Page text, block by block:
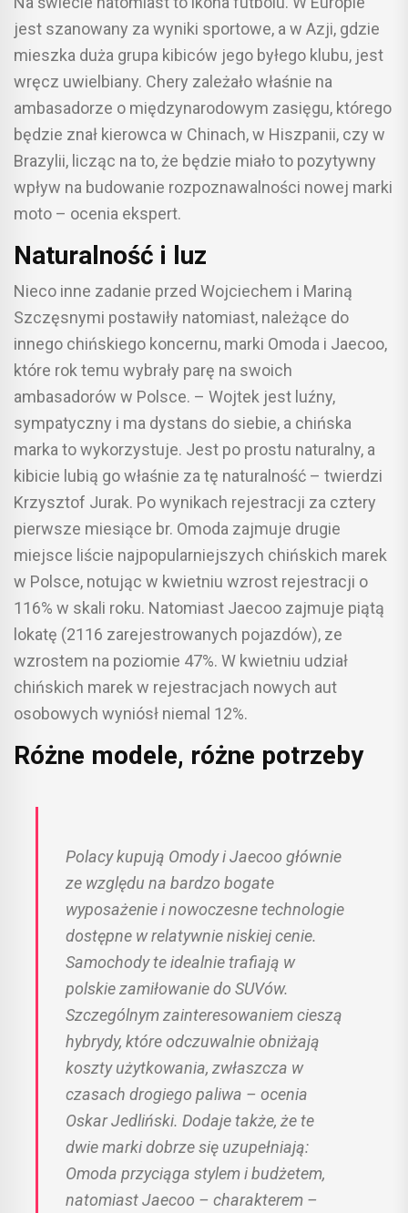
jest szanowany za wyniki sportowe, a w Azji, gdzie
mieszka duża grupa kibiców jego byłego klubu, jest
wręcz uwielbiany. Chery zależało właśnie na
ambasadorze o międzynarodowym zasięgu, którego
będzie znał kierowca w Chinach, w Hiszpanii, czy w
Brazylii, licząc na to, że będzie miało to pozytywny
wpływ na budowanie rozpoznawalności nowej marki
moto – ocenia ekspert.
Naturalność i luz
Nieco inne zadanie przed Wojciechem i Mariną
Szczęsnymi postawiły natomiast, należące do
innego chińskiego koncernu, marki Omoda i Jaecoo,
które rok temu wybrały parę na swoich
ambasadorów w Polsce. – Wojtek jest luźny,
sympatyczny i ma dystans do siebie, a chińska
marka to wykorzystuje. Jest po prostu naturalny, a
kibicie lubią go właśnie za tę naturalność – twierdzi
Krzysztof Jurak. Po wynikach rejestracji za cztery
pierwsze miesiące br. Omoda zajmuje drugie
miejsce liście najpopularniejszych chińskich marek
w Polsce, notując w kwietniu wzrost rejestracji o
116% w skali roku. Natomiast Jaecoo zajmuje piątą
lokatę (2116 zarejestrowanych pojazdów), ze
wzrostem na poziomie 47%. W kwietniu udział
chińskich marek w rejestracjach nowych aut
osobowych wyniósł niemal 12%.
Różne modele, różne potrzeby
Polacy kupują Omody i Jaecoo głównie
ze względu na bardzo bogate
wyposażenie i nowoczesne technologie
dostępne w relatywnie niskiej cenie.
Samochody te idealnie trafiają w
polskie zamiłowanie do SUVów.
Szczególnym zainteresowaniem cieszą
hybrydy, które odczuwalnie obniżają
koszty użytkowania, zwłaszcza w
czasach drogiego paliwa – ocenia
Oskar Jedliński. Dodaje także, że te
dwie marki dobrze się uzupełniają:
Omoda przyciąga stylem i budżetem,
natomiast Jaecoo – charakterem –